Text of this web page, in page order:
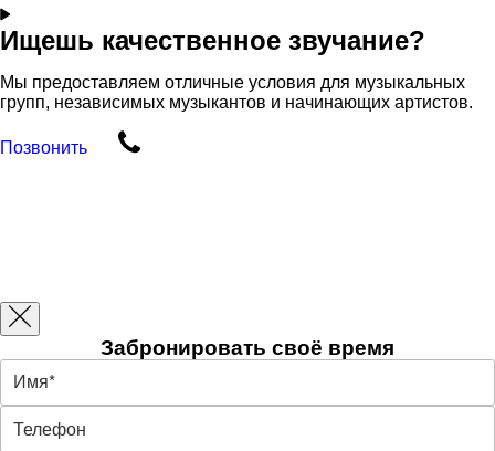
Ищешь качественное звучание?
Мы предоставляем отличные условия для музыкальных
групп, независимых музыкантов и начинающих артистов.
Позвонить
Забронировать своё время